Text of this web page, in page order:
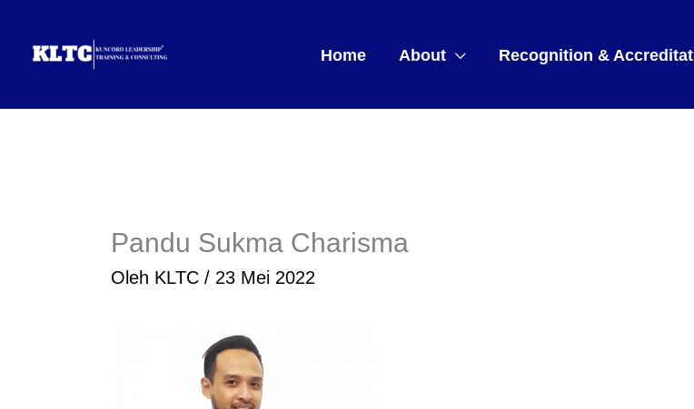
Home About Recognition &
Pandu Sukma Charisma
Oleh KLTC / 23 Mei 2022